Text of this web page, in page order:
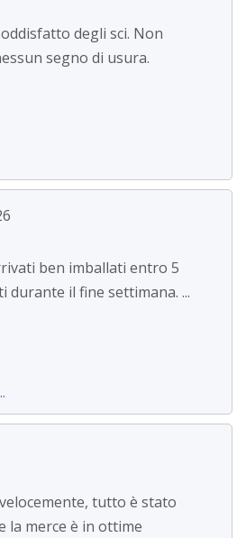
degli sci. Non
segno di usura.
ben imballati entro 5
durante il fine settimana. ...
tutto è stato
la merce è in ottime